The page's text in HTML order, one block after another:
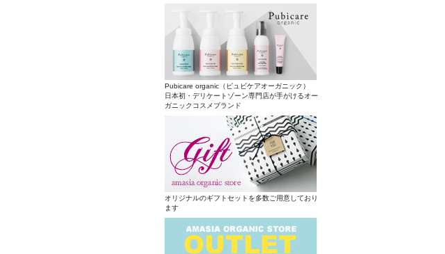
Pubicare organic（ピュビケアオーガニック）
日本初・デリケートゾーン専門店が手がけるオー
ガニックコスメブランド
オリジナルのギフトセットを多数ご用意しており
ます